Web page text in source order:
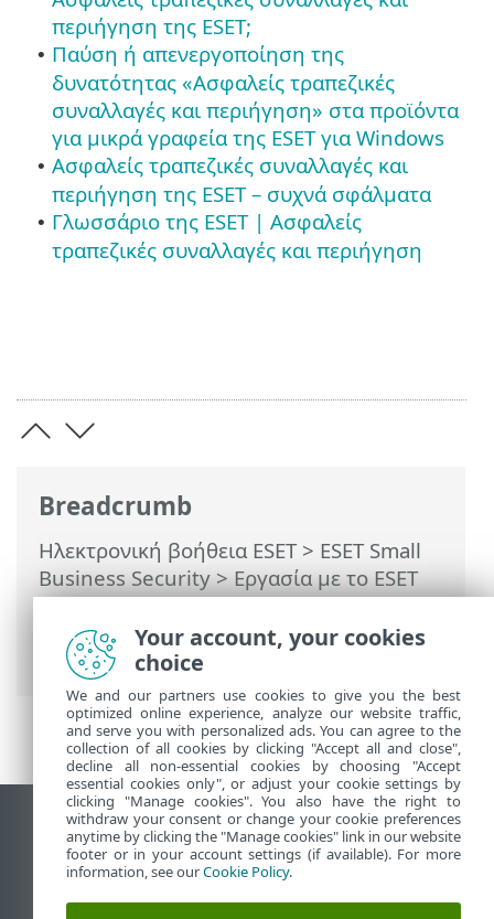
Breadcrumb
Ηλεκτρονική βοήθεια ESET> ESET Small
Business Security>Εργασία με το ESET
Small Business Security>Ρυθμίσεις>
Εργαλεία ασφαλείας> Ασφαλείς
τραπεζικές συναλλαγές και περιήγηση
περιήγηση της ESET;
• Παύση ή απενεργοποίηση της
δυνατότητας «Ασφαλείς τραπεζικές
συναλλαγές και περιήγηση» στα προϊόντα
για μικρά γραφεία της ESET για Windows
• Ασφαλείς τραπεζικές συναλλαγές και
περιήγηση της ESET – συχνά σφάλματα
• Γλωσσάριο της ESET | Ασφαλείς
τραπεζικές συναλλαγές και περιήγηση
Προβολή ιστότοπου επιφάνειας εργασίας
End of Life
Γνωσιακή βάση ESET
Your account, your cookies
choice
We and our partners use cookies to give you the best
optimized online experience, analyze our website traffic,
and serve you with personalized ads. You can agree to the
collection of all cookies by clicking "Accept all and close",
decline all non-essential cookies by choosing "Accept
essential cookies only", or adjust your cookie settings by
clicking "Manage cookies". You also have the right to
withdraw your consent or change your cookie preferences
anytime by clicking the "Manage cookies" link in our website
footer or in your account settings (if available). For more
information, see ourCookie Policy.